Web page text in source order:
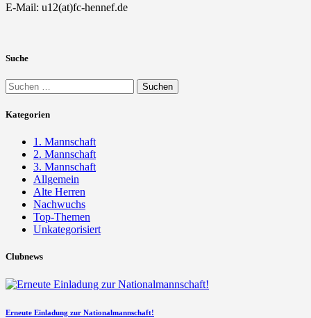
E-Mail: u12(at)fc-hennef.de
Suche
Suchen
nach:
Kategorien
1. Mannschaft
2. Mannschaft
3. Mannschaft
Allgemein
Alte Herren
Nachwuchs
Top-Themen
Unkategorisiert
Clubnews
Erneute Einladung zur Nationalmannschaft!